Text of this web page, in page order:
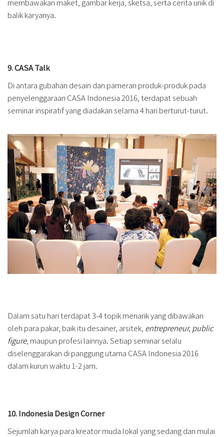
membawakan maket, gambar kerja, sketsa, serta cerita unik di
balik karyanya.
9. CASA Talk
Di antara gubahan desain dan pameran produk-produk pada
penyelenggaraan CASA Indonesia 2016, terdapat sebuah
seminar inspiratif yang diadakan selama 4 hari berturut-turut.
Dalam satu hari terdapat 3-4 topik menarik yang dibawakan
oleh para pakar, baik itu desainer, arsitek, entrepreneur, public
figure, maupun profesi lainnya. Setiap seminar selalu
diselenggarakan di panggung utama CASA Indonesia 2016
dalam kurun waktu 1-2 jam.
10. Indonesia Design Corner
Sejumlah karya para kreator muda lokal yang sedang dan mulai